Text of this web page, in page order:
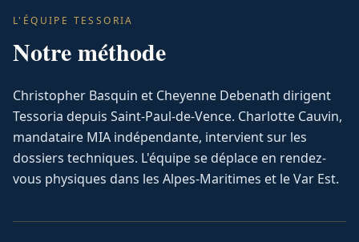
L'ÉQUIPE TESSORIA
Notre méthode
Christopher Basquin et Cheyenne Debenath dirigent
Tessoria depuis Saint-Paul-de-Vence. Charlotte Cauvin,
mandataire MIA indépendante, intervient sur les
dossiers techniques. L'équipe se déplace en rendez-
vous physiques dans les Alpes-Maritimes et le Var Est.